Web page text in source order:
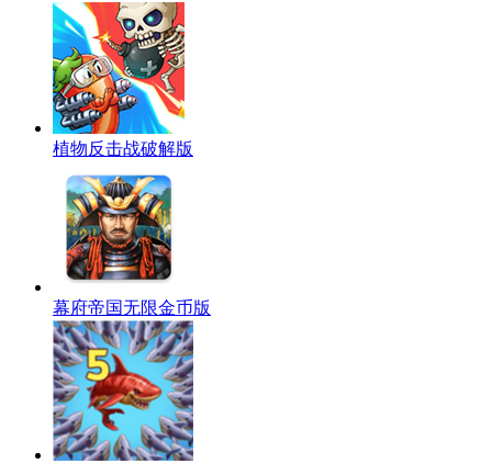
植物反击战破解版
幕府帝国无限金币版